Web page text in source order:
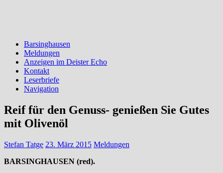
Barsinghausen
Meldungen
Anzeigen im Deister Echo
Kontakt
Leserbriefe
Navigation
Reif für den Genuss- genießen Sie Gutes
mit Olivenöl
Stefan Tatge 23. März 2015 Meldungen
BARSINGHAUSEN (red).